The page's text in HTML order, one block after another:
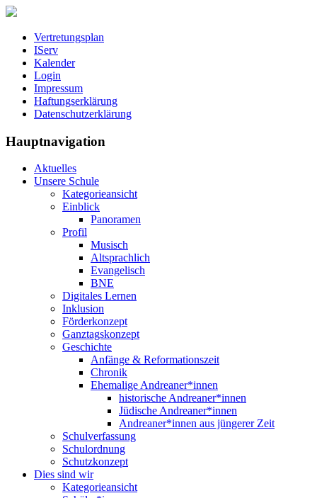
Vertretungsplan
IServ
Kalender
Login
Impressum
Haftungserklärung
Datenschutzerklärung
Hauptnavigation
Aktuelles
Unsere Schule
Kategorieansicht
Einblick
Panoramen
Profil
Musisch
Altsprachlich
Evangelisch
BNE
Digitales Lernen
Inklusion
Förderkonzept
Ganztagskonzept
Geschichte
Anfänge & Reformationszeit
Chronik
Ehemalige Andreaner*innen
historische Andreaner*innen
Jüdische Andreaner*innen
Andreaner*innen aus jüngerer Zeit
Schulverfassung
Schulordnung
Schutzkonzept
Dies sind wir
Kategorieansicht